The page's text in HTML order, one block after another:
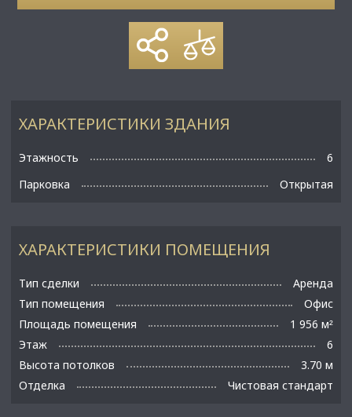
ХАРАКТЕРИСТИКИ ПОМЕЩЕНИЯ
Тип сделки
Аренда
Тип помещения
Офис
Площадь помещения
1 956 м²
Этаж
6
Высота потолков
3.70 м
Отделка
Чистовая стандарт
ХАРАКТЕРИСТИКИ ЗДАНИЯ
Этажность
6
Парковка
Открытая